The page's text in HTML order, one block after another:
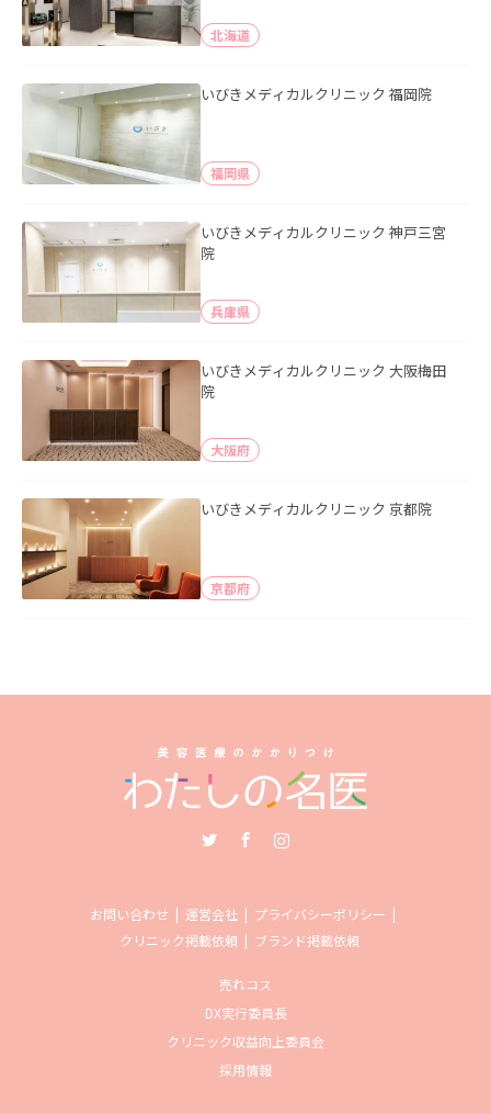
北海道
いびきメディカルクリニック 福岡院
福岡県
いびきメディカルクリニック 神戸三宮
院
兵庫県
いびきメディカルクリニック 大阪梅田
院
大阪府
いびきメディカルクリニック 京都院
京都府
お問い合わせ 運営会社
プライバシーポリシー
クリニック掲載依頼
ブランド掲載依頼
売れコス
DX実行委員長
クリニック収益向上委員会
採用情報